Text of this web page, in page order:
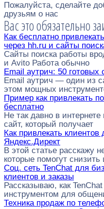
Пожалуйста, сделайте
друзьям о нас
Вас это обязательно
Как бесплатно
через hh.ru и сайты
Сайты поиска работы
и Avito Работа обычно
Email аутрич: 50
Email аутрич — один из
этом мощных
Пример как привлекать
бесплатно
Не так давно в
сайт, который получает
Как привлекать
Яндекс.Директ
В этой статье расскажу
которые помогут снизить
Соц. сеть TenChat для
клиентов и заказы
Рассказываю, как
инструментом для
Техника продаж по